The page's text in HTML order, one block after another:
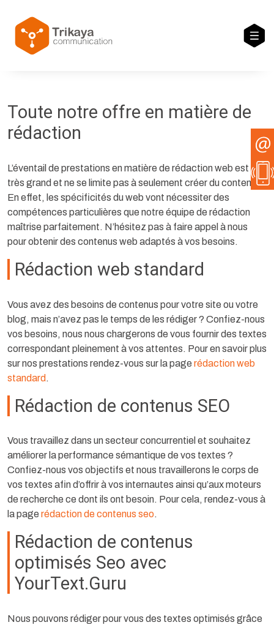
Skip to main content
Toute notre offre en matière de
rédaction
L’éventail de prestations en matière de rédaction web est
très grand et ne se limite pas à seulement créer du contenu.
En effet, les spécificités du web vont nécessiter des
compétences particulières que notre équipe de rédaction
maîtrise parfaitement. N’hésitez pas à faire appel à nous
pour obtenir des contenus web adaptés à vos besoins.
Rédaction web standard
Vous avez des besoins de contenus pour votre site ou votre
blog, mais n’avez pas le temps de les rédiger ? Confiez-nous
vos besoins, nous nous chargerons de vous fournir des textes
correspondant pleinement à vos attentes. Pour en savoir plus
sur nos prestations rendez-vous sur la page rédaction web
standard .
Rédaction de contenus SEO
Vous travaillez dans un secteur concurrentiel et souhaitez
améliorer la performance sémantique de vos textes ?
Confiez-nous vos objectifs et nous travaillerons le corps de
vos textes afin d’offrir à vos internautes ainsi qu’aux moteurs
de recherche ce dont ils ont besoin. Pour cela, rendez-vous à
la page rédaction de contenus seo.
Rédaction de contenus
optimisés Seo avec
YourText.Guru
Nous pouvons rédiger pour vous des textes optimisés grâce